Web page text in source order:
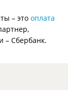
– это оплата
– Сбербанк.